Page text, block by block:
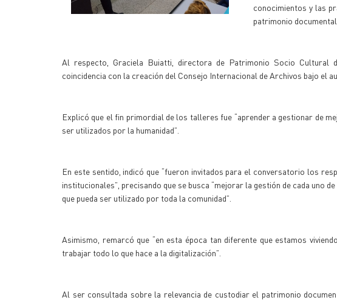
conocimientos y las
patrimonio documental.
Al respecto, Graciela Buiatti, directora de Patrimonio Socio Cultural
coincidencia con la creación del Consejo Internacional de Archivos bajo el
Explicó que el fin primordial de los talleres fue “aprender a gestionar de
ser utilizados por la humanidad”.
En este sentido, indicó que “fueron invitados para el conversatorio los
institucionales”, precisando que se busca “mejorar la gestión de cada uno
que pueda ser utilizado por toda la comunidad”.
Asimismo, remarcó que “en esta época tan diferente que estamos
trabajar todo lo que hace a la digitalización”.
Al ser consultada sobre la relevancia de custodiar el patrimonio